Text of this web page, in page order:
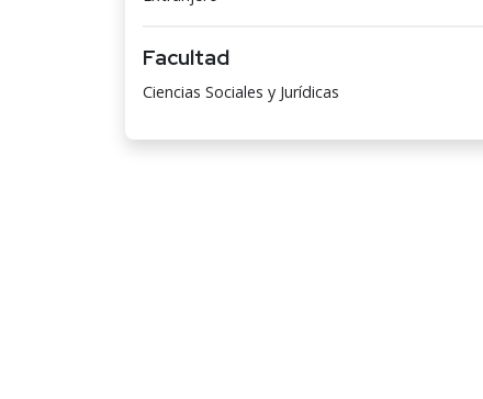
Facultad
Ciencias Sociales y Jurídicas